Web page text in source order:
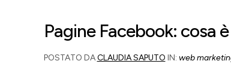
Pagine Facebook: cosa
POSTATO DACLAUDIA SAPUTO IN: web